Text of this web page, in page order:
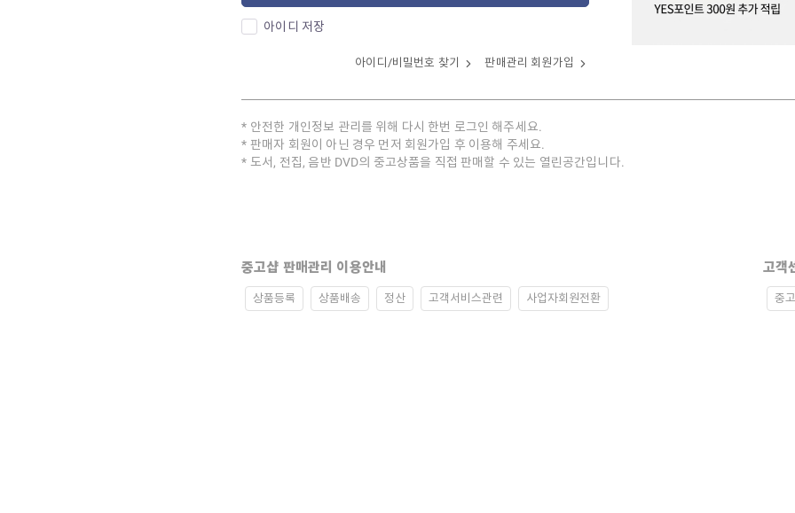
아이디 저장
아이디/비밀번호 찾기 판매관리 회원가입
안전한 개인정보 관리를 위해 다시 한번 로그인 해주세요.
판매자 회원이 아닌 경우 먼저 회원가입 후 이용해 주세요.
도서, 전집, 음반 DVD의 중고상품을 직접 판매할 수 있는 열린공간입니다.
중고샵 판매관리 이용안내
상품등록 상품배송 정산 고객서비스관련 사업자회원전환
고객
중